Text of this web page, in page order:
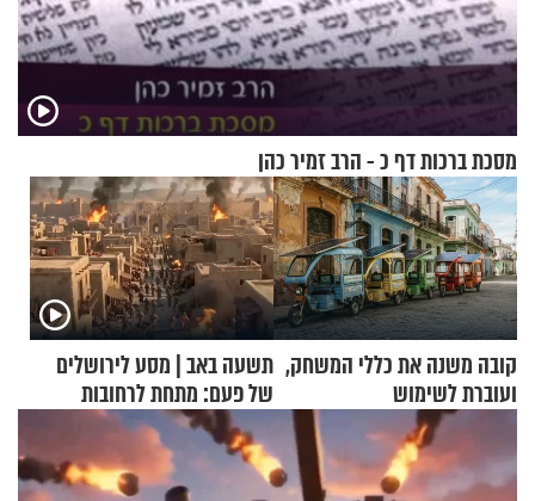
מסכת ברכות דף כ - הרב זמיר כהן
קובה משנה את כללי המשחק,
ועוברת לשימוש
בתלת־אופנועים סולאריים
תשעה באב | מסע לירושלים
של פעם: מתחת לרחובות
ירושלים